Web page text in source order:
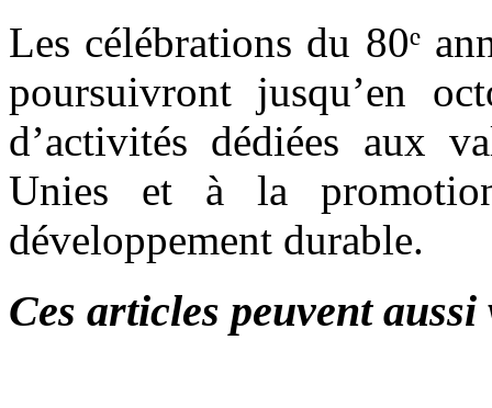
Les célébrations du 80ᵉ
poursuivront jusqu’en
d’activités dédiées aux
Unies et à la
développement durable.
Ces articles peuvent